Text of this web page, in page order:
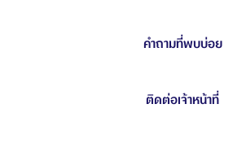
คำถามที่พบบ่อย
ติดต่อเจ้าหน้าที่